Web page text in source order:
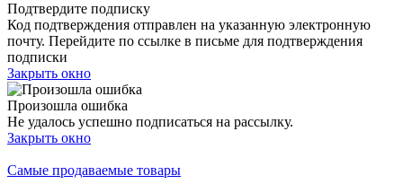
Подтвердите подписку
Код подтверждения отправлен на указанную электронную
почту. Перейдите по ссылке в письме для подтверждения
подписки
Закрыть окно
Произошла ошибка
Не удалось успешно подписаться на рассылку.
Закрыть окно
Самые продаваемые товары